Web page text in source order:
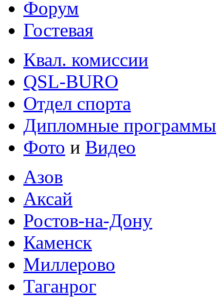
Форум
Гостевая
Квал. комиссии
QSL-BURO
Отдел спорта
Дипломные программы
Фото и Видео
Азов
Аксай
Ростов-на-Дону
Каменск
Миллерово
Таганрог